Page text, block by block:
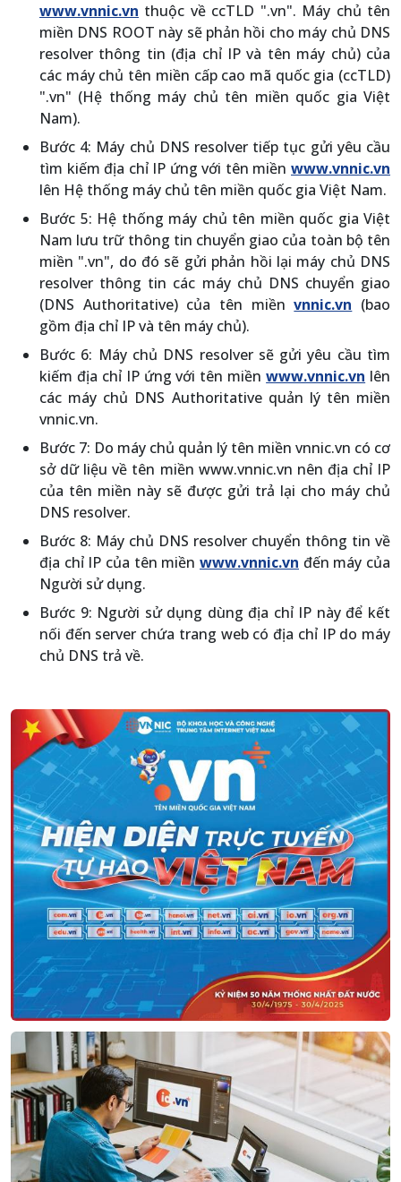
www.vnnic.vn thuộc về ccTLD ".vn". Máy chủ tên
miền DNS ROOT này sẽ phản hồi cho máy chủ DNS
resolver thông tin (địa chỉ IP và tên máy chủ) của
các máy chủ tên miền cấp cao mã quốc gia (ccTLD)
".vn" (Hệ thống máy chủ tên miền quốc gia Việt
Nam).
Bước 4: Máy chủ DNS resolver tiếp tục gửi yêu cầu
tìm kiếm địa chỉ IP ứng với tên miền www.vnnic.vn
lên Hệ thống máy chủ tên miền quốc gia Việt Nam.
Bước 5: Hệ thống máy chủ tên miền quốc gia Việt
Nam lưu trữ thông tin chuyển giao của toàn bộ tên
miền ".vn", do đó sẽ gửi phản hồi lại máy chủ DNS
resolver thông tin các máy chủ DNS chuyển giao
(DNS Authoritative) của tên miềnvnnic.vn (bao
gồm địa chỉ IP và tên máy chủ).
Bước 6: Máy chủ DNS resolver sẽ gửi yêu cầu tìm
kiếm địa chỉ IP ứng với tên miềnwww.vnnic.vn lên
các máy chủ DNS Authoritative quản lý tên miền
vnnic.vn.
Bước 7: Do máy chủ quản lý tên miền vnnic.vn có cơ
sở dữ liệu về tên miền www.vnnic.vn nên địa chỉ IP
của tên miền này sẽ được gửi trả lại cho máy chủ
DNS resolver.
Bước 8: Máy chủ DNS resolver chuyển thông tin về
địa chỉ IP của tên miền www.vnnic.vn đến máy của
Người sử dụng.
Bước 9: Người sử dụng dùng địa chỉ IP này để kết
nối đến server chứa trang web có địa chỉ IP do máy
chủ DNS trả về.